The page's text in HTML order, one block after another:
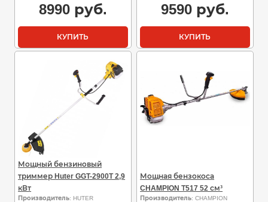
8990руб.
КУПИТЬ
9590руб.
КУПИТЬ
Мощный бензиновый
триммер Huter GGT-2900T 2,9
кВт
Производитель: HUTER
Мощная бензокоса
CHAMPION Т517 52 см³
Производитель: CHAMPION